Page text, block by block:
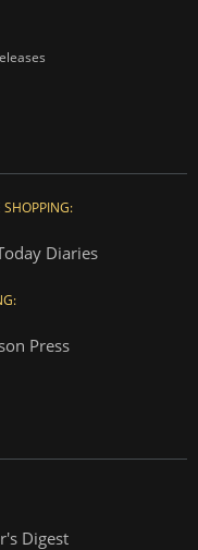
SHOPPING:
Diaries
Press
Digest